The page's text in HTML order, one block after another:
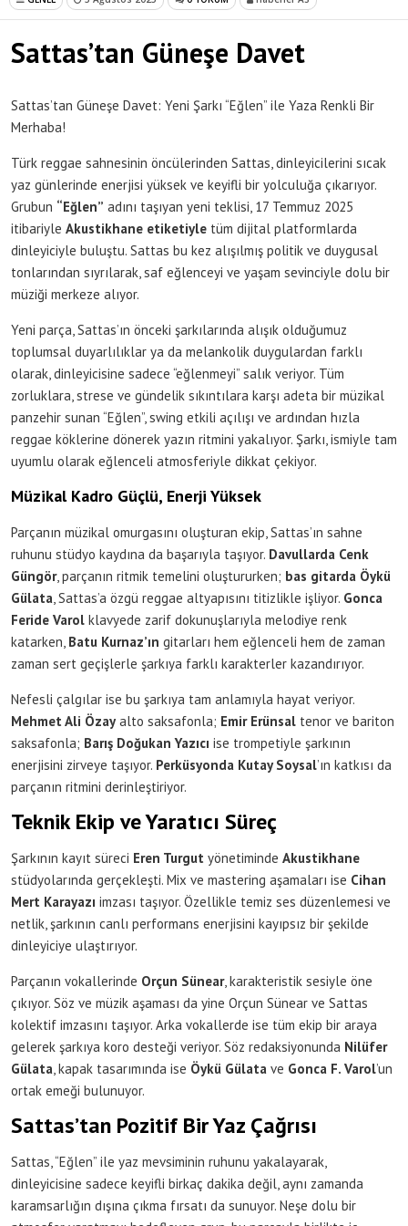
Sattas’tan Güneşe Davet
Sattas’tan Güneşe Davet: Yeni Şarkı “Eğlen” ile Yaza Renkli Bir
Merhaba!
Türk reggae sahnesinin öncülerinden Sattas, dinleyicilerini sıcak
yaz günlerinde enerjisi yüksek ve keyifli bir yolculuğa çıkarıyor.
Grubun “Eğlen” adını taşıyan yeni teklisi, 17 Temmuz 2025
itibariyle Akustikhane etiketiyle tüm dijital platformlarda
dinleyiciyle buluştu. Sattas bu kez alışılmış politik ve duygusal
tonlarından sıyrılarak, saf eğlenceyi ve yaşam sevinciyle dolu bir
müziği merkeze alıyor.
Yeni parça, Sattas’ın önceki şarkılarında alışık olduğumuz
toplumsal duyarlılıklar ya da melankolik duygulardan farklı
olarak, dinleyicisine sadece “eğlenmeyi” salık veriyor. Tüm
zorluklara, strese ve gündelik sıkıntılara karşı adeta bir müzikal
panzehir sunan “Eğlen”, swing etkili açılışı ve ardından hızla
reggae köklerine dönerek yazın ritmini yakalıyor. Şarkı, ismiyle tam
uyumlu olarak eğlenceli atmosferiyle dikkat çekiyor.
Müzikal Kadro Güçlü, Enerji Yüksek
Parçanın müzikal omurgasını oluşturan ekip, Sattas’ın sahne
ruhunu stüdyo kaydına da başarıyla taşıyor. Davullarda Cenk
Güngör, parçanın ritmik temelini oluştururken; bas gitarda Öykü
Gülata , Sattas’a özgü reggae altyapısını titizlikle işliyor. Gonca
Feride Varol klavyede zarif dokunuşlarıyla melodiye renk
katarken, Batu Kurnaz’ın gitarları hem eğlenceli hem de zaman
zaman sert geçişlerle şarkıya farklı karakterler kazandırıyor.
Nefesli çalgılar ise bu şarkıya tam anlamıyla hayat veriyor.
Mehmet Ali Özayalto saksafonla; Emir Erünsal tenor ve bariton
saksafonla; Barış Doğukan Yazıcı ise trompetiyle şarkının
enerjisini zirveye taşıyor. Perküsyonda Kutay Soysal’ın katkısı da
parçanın ritmini derinleştiriyor.
Teknik Ekip ve Yaratıcı Süreç
Şarkının kayıt süreci Eren Turgut yönetiminde Akustikhane
stüdyolarında gerçekleşti. Mix ve mastering aşamaları ise Cihan
Mert Karayazı imzası taşıyor. Özellikle temiz ses düzenlemesi ve
netlik, şarkının canlı performans enerjisini kayıpsız bir şekilde
dinleyiciye ulaştırıyor.
Parçanın vokallerinde Orçun Sünear, karakteristik sesiyle öne
çıkıyor. Söz ve müzik aşaması da yine Orçun Sünear ve Sattas
kolektif imzasını taşıyor. Arka vokallerde ise tüm ekip bir araya
gelerek şarkıya koro desteği veriyor. Söz redaksiyonunda Nilüfer
Gülata , kapak tasarımında ise Öykü Gülata ve Gonca F. Varol’un
ortak emeği bulunuyor.
Sattas’tan Pozitif Bir Yaz Çağrısı
Sattas, “Eğlen” ile yaz mevsiminin ruhunu yakalayarak,
dinleyicisine sadece keyifli birkaç dakika değil, aynı zamanda
karamsarlığın dışına çıkma fırsatı da sunuyor. Neşe dolu bir